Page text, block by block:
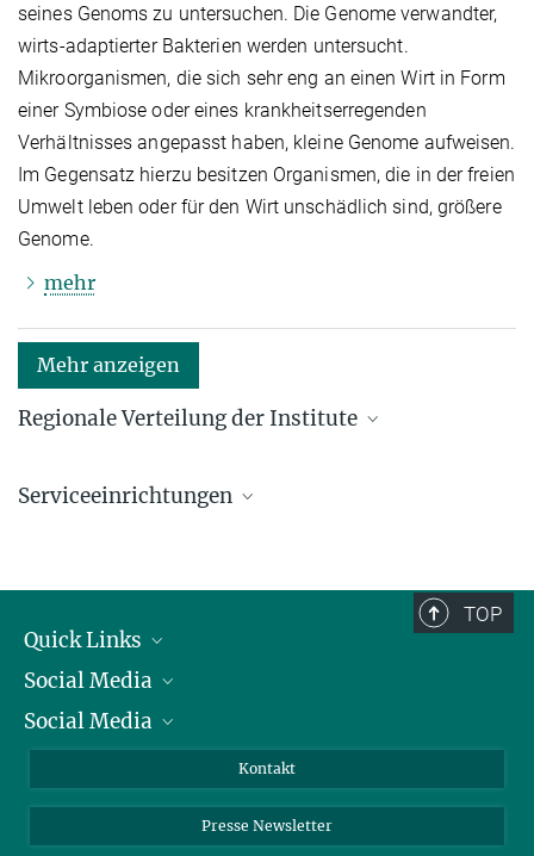
seines Genoms zu untersuchen. Die Genome verwandter,
wirts-adaptierter Bakterien werden untersucht.
Mikroorganismen, die sich sehr eng an einen Wirt in Form
einer Symbiose oder eines krankheitserregenden
Verhältnisses angepasst haben, kleine Genome aufweisen.
Im Gegensatz hierzu besitzen Organismen, die in der freien
Umwelt leben oder für den Wirt unschädlich sind, größere
Genome.
mehr
Mehr anzeigen
Regionale Verteilung der Institute
im Ausland
Serviceeinrichtungen
TOP
Quick Links
Präsident
Zahlen und Fakten
Meldestelle Fehlverhalten
Social Media
Bluesky
Social Media
YouTube
Kontakt
Presse Newsletter